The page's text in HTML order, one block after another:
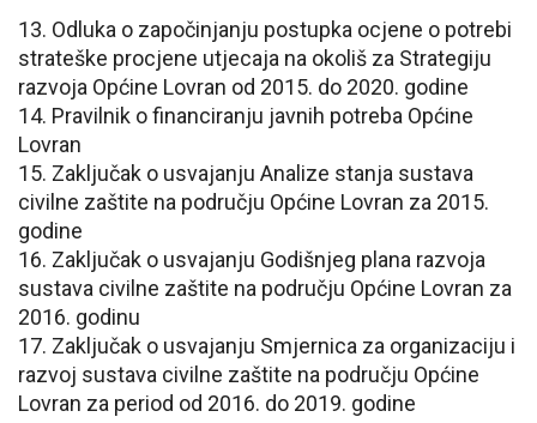
13. Odluka o započinjanju postupka ocjene o potrebi
strateške procjene utjecaja na okoliš za Strategiju
razvoja Općine Lovran od 2015. do 2020. godine
14. Pravilnik o financiranju javnih potreba Općine
Lovran
15. Zaključak o usvajanju Analize stanja sustava
civilne zaštite na području Općine Lovran za 2015.
godine
16. Zaključak o usvajanju Godišnjeg plana razvoja
sustava civilne zaštite na području Općine Lovran za
2016. godinu
17. Zaključak o usvajanju Smjernica za organizaciju i
razvoj sustava civilne zaštite na području Općine
Lovran za period od 2016. do 2019. godine